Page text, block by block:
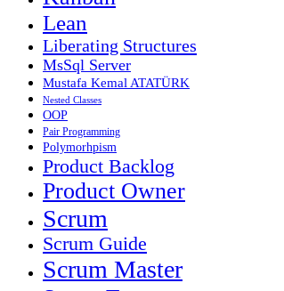
Lean
Liberating Structures
MsSql Server
Mustafa Kemal ATATÜRK
Nested Classes
OOP
Pair Programming
Polymorhpism
Product Backlog
Product Owner
Scrum
Scrum Guide
Scrum Master